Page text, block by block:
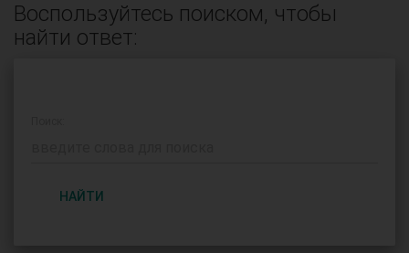
Воспользуйтесь поиском, чтобы
найти ответ:
НАЙТИ